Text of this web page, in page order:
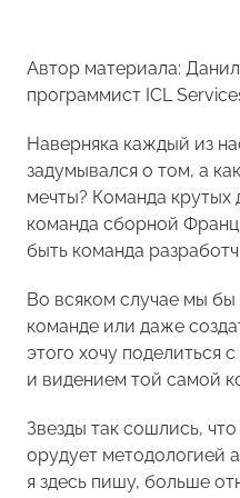
Автор материала:
программист ICL
Наверняка каждый из
задумывался о том, а
мечты? Команда
команда сборной
быть команда
Во всяком случае мы бы
команде или даже
этого хочу поделиться
и видением той самой
Звезды так сошлись,
орудует методологией
я здесь пишу, больше